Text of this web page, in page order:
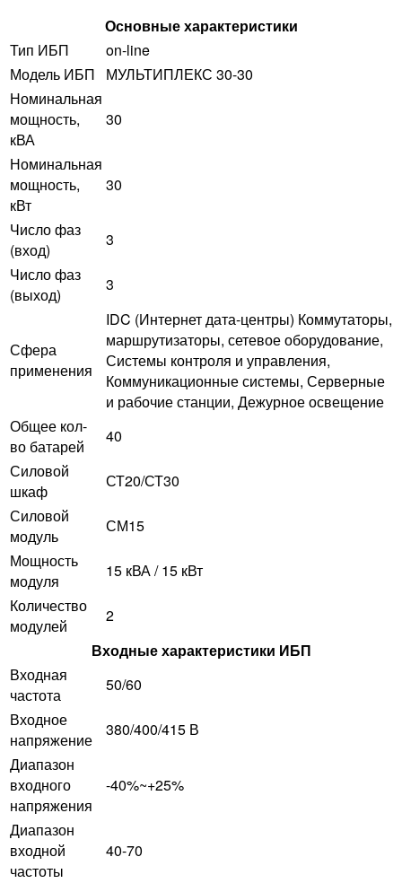
Основные характеристики
Тип ИБП
on-line
Модель ИБП
МУЛЬТИПЛЕКС 30-30
Номинальная
мощность,
кВА
30
Номинальная
мощность,
кВт
30
Число фаз
(вход)
3
Число фаз
(выход)
3
Сфера
применения
IDC (Интернет дата-центры) Коммутаторы,
маршрутизаторы, сетевое оборудование,
Системы контроля и управления,
Коммуникационные системы, Серверные
и рабочие станции, Дежурное освещение
Общее кол-
во батарей
40
Силовой
шкаф
СТ20/СТ30
Силовой
модуль
СМ15
Мощность
модуля
15 кВА / 15 кВт
Количество
модулей
2
Входные характеристики ИБП
Входная
частота
50/60
Входное
напряжение
380/400/415 В
Диапазон
входного
напряжения
-40%~+25%
Диапазон
входной
частоты
40-70